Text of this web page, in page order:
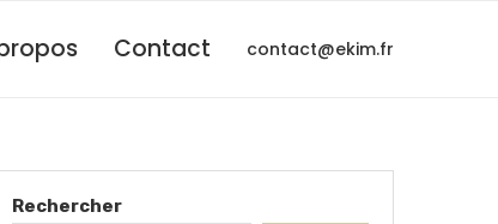
Contact contact@ekim.fr
Rechercher